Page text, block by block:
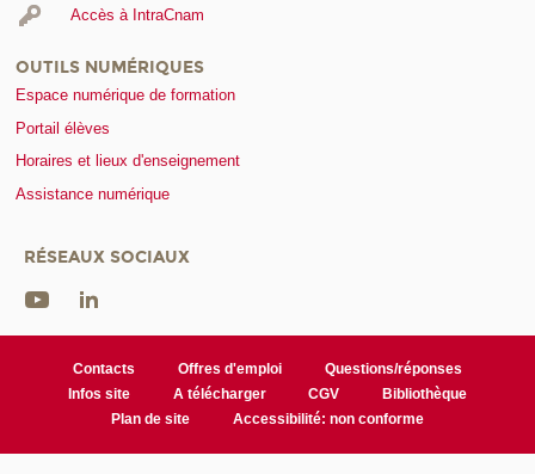
Accès à IntraCnam
OUTILS NUMÉRIQUES
Espace numérique de formation
Portail élèves
Horaires et lieux d'enseignement
Assistance numérique
RÉSEAUX SOCIAUX
Contacts Offres d'emploi
Questions/réponses
Infos site
A télécharger CGV
Bibliothèque
Plan de site
Accessibilité: non conforme